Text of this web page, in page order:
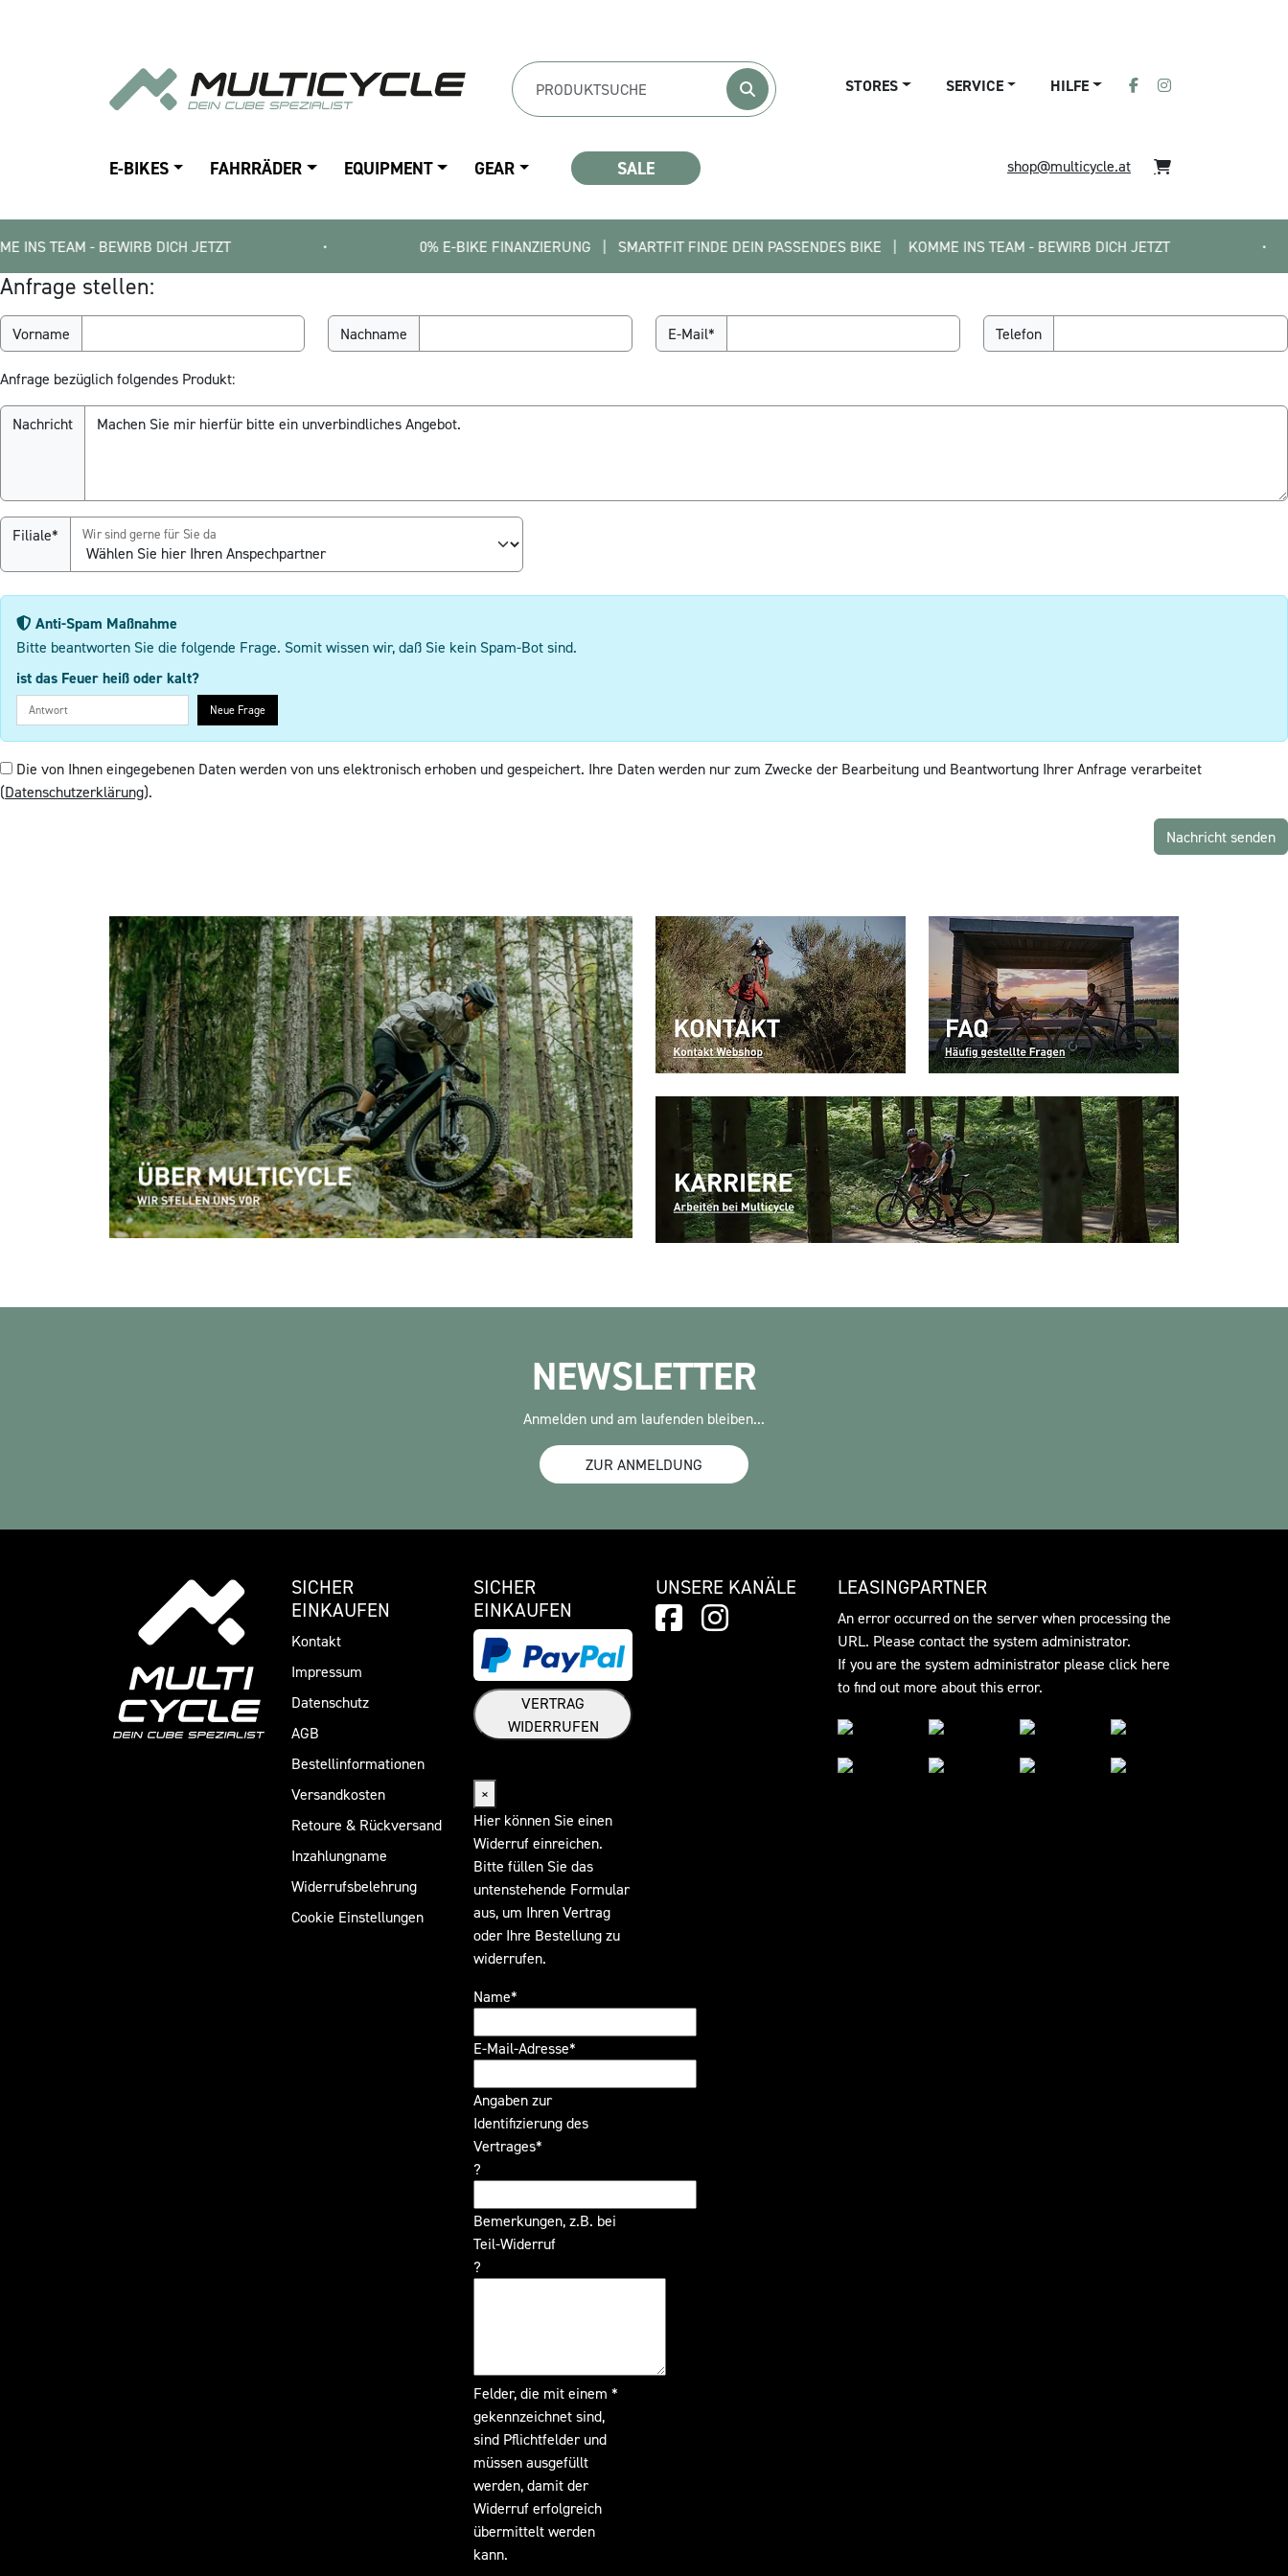
STORES SERVICE HILFE
E-BIKES FAHRRÄDER EQUIPMENT GEAR SALE shop@multicycle.at
- BEWIRB DICH JETZT 0% E-BIKE FINANZIERUNG   |   SMARTFIT FINDE DEIN PASSENDES BIKE   |   KOMME INS TEAM - BEWIRB DICH JETZT
Anfrage stellen:
Vorname Nachname E-Mail* Telefon
Anfrage bezüglich folgendes Produkt:
Nachricht
Filiale* Wir sind gerne für Sie da
Anti-Spam Maßnahme
Bitte beantworten Sie die folgende Frage. Somit wissen wir, daß Sie kein Spam-Bot sind.
ist das Feuer heiß oder kalt?
Neue Frage
Die von Ihnen eingegebenen Daten werden von uns elektronisch erhoben und gespeichert. Ihre Daten werden nur zum Zwecke der Bearbeitung und Beantwortung Ihrer Anfrage verarbeitet
(Datenschutzerklärung).
Nachricht senden
NEWSLETTER
Anmelden und am laufenden bleiben...
ZUR ANMELDUNG
SICHER
EINKAUFEN
Kontakt
Impressum
Datenschutz
AGB
Bestellinformationen
Versandkosten
Retoure & Rückversand
Inzahlungname
Widerrufsbelehrung
Cookie Einstellungen
SICHER
EINKAUFEN
VERTRAG
WIDERRUFEN
×
Hier können Sie einen
Widerruf einreichen.
Bitte füllen Sie das
untenstehende Formular
aus, um Ihren Vertrag
oder Ihre Bestellung zu
widerrufen.
Name*
E-Mail-Adresse*
Angaben zur
Identifizierung des
Vertrages*
?
Bemerkungen, z.B. bei
Teil-Widerruf
?
Felder, die mit einem *
gekennzeichnet sind,
sind Pflichtfelder und
müssen ausgefüllt
werden, damit der
Widerruf erfolgreich
übermittelt werden
kann.
UNSERE KANÄLE LEASINGPARTNER
An error occurred on the server when processing the
URL. Please contact the system administrator.
If you are the system administrator please click here
to find out more about this error.